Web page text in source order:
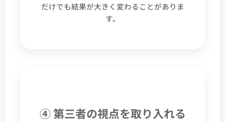
だけでも結果が大きく変わることがありま
す。
④ 第三者の視点を取り入れる